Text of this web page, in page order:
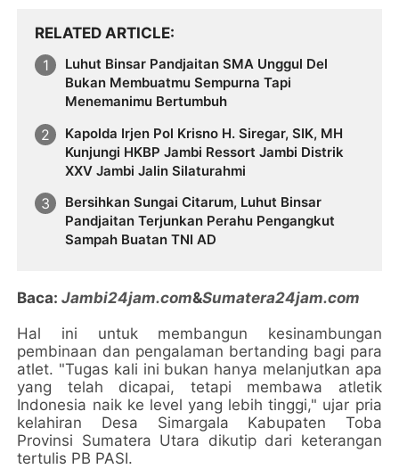
RELATED ARTICLE
Luhut Binsar Pandjaitan SMA Unggul Del
Bukan Membuatmu Sempurna Tapi
Menemanimu Bertumbuh
Kapolda Irjen Pol Krisno H. Siregar, SIK, MH
Kunjungi HKBP Jambi Ressort Jambi Distrik
XXV Jambi Jalin Silaturahmi
Bersihkan Sungai Citarum, Luhut Binsar
Pandjaitan Terjunkan Perahu Pengangkut
Sampah Buatan TNI AD
Baca:Jambi24jam.com&Sumatera24jam.com
Hal ini untuk membangun kesinambungan
pembinaan dan pengalaman bertanding bagi para
atlet. "Tugas kali ini bukan hanya melanjutkan apa
yang telah dicapai, tetapi membawa atletik
Indonesia naik ke level yang lebih tinggi," ujar pria
kelahiran Desa Simargala Kabupaten Toba
Provinsi Sumatera Utara dikutip dari keterangan
tertulis PB PASI.